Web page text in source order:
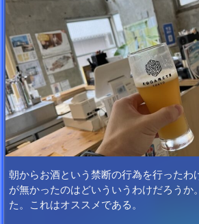
朝からお酒という禁断の行為を行ったわ
が無かったのはどいういうわけだろうか
た。これはオススメである。